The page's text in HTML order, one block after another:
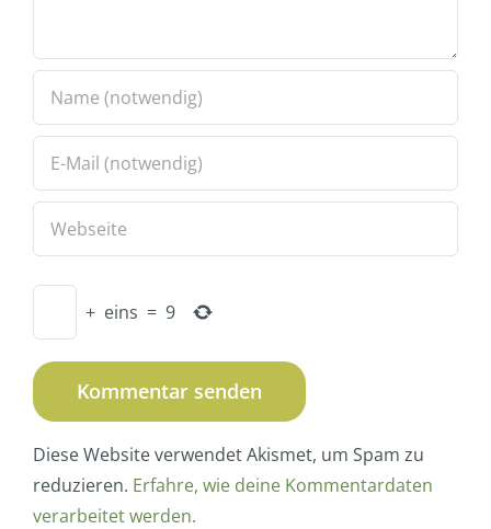
+ eins = 9
Diese Website verwendet Akismet, um Spam zu
reduzieren. Erfahre, wie deine Kommentardaten
verarbeitet werden.